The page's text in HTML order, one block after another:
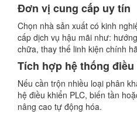
Đơn vị cung cấp uy tín
Chọn nhà sản xuất có kinh
cấp dịch vụ hậu mãi như:
chữa, thay thế linh kiện chính
Tích hợp hệ thống điều
Nếu cần trộn nhiều loại phân
hệ điều khiển PLC, biến tần
nâng cao tự động hóa.